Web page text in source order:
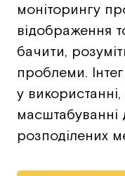
моніторингу
відображення
бачити,
проблеми.
у
масштабуванні
розподілених